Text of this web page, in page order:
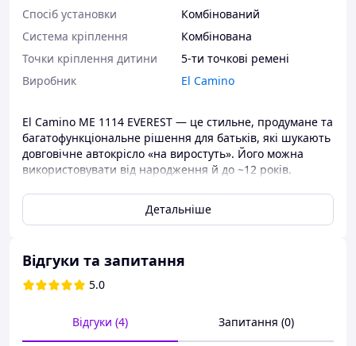
Спосіб установки
Комбінований
Система кріплення
Комбінована
Точки кріплення дитини
5-ти точкові ремені
Виробник
El Camino
El Camino ME 1114 EVEREST — це стильне, продумане та
багатофункціональне рішення для батьків, які шукають
довговічне автокрісло «на виростуть». Його можна
використовувати від народження й до ~12 років.
бічний захист і якісні матеріали забезпечують високий
рівень безпеки та комфорту для дитини, а поворот на
Основні переваги:
Відповідає європейським стандартам безпеки
Посилений каркас для кращого захисту під час
бічних ударів
Детальніше
Відгуки та запитання
5.0
Відгуки (4) Запитання (0)